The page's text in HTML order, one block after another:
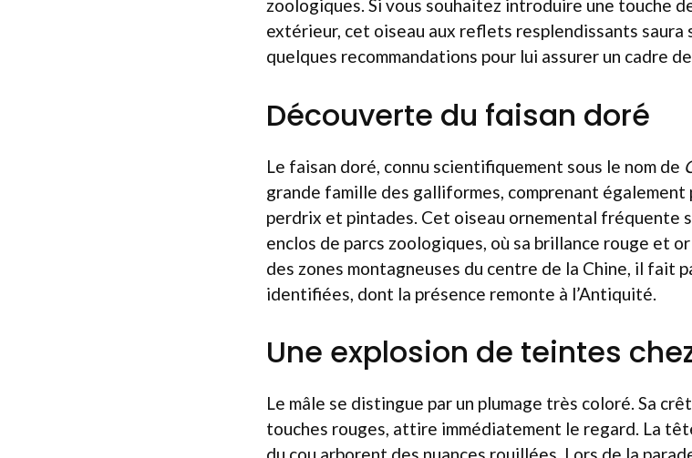
zoologiques. Si vous souhaitez introduire une touche
extérieur, cet oiseau aux reflets resplendissants saura
quelques recommandations pour lui assurer un cadre
Découverte du faisan doré
Le faisan doré, connu scientifiquement sous le nom de
grande famille des galliformes, comprenant également
perdrix et pintades. Cet oiseau ornemental fréquente
enclos de parcs zoologiques, où sa brillance rouge et
des zones montagneuses du centre de la Chine, il fait
identifiées, dont la présence remonte à l’Antiquité.
Une explosion de teintes
Le mâle se distingue par un plumage très coloré. Sa
touches rouges, attire immédiatement le regard. La